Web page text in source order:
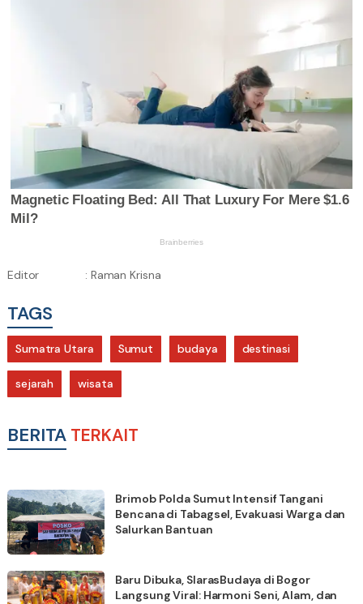
Editor : Raman Krisna
TAGS
Sumatra Utara Sumut budaya destinasi
sejarah wisata
BERITA TERKAIT
Brimob Polda Sumut Intensif Tangani
Bencana di Tabagsel, Evakuasi Warga dan
Salurkan Bantuan
Baru Dibuka, SlarasBudaya di Bogor
Langsung Viral: Harmoni Seni, Alam, dan